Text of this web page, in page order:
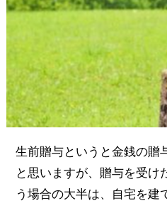
生前贈与というと金銭の贈
と思いますが、贈与を受け
う場合の大半は、自宅を建